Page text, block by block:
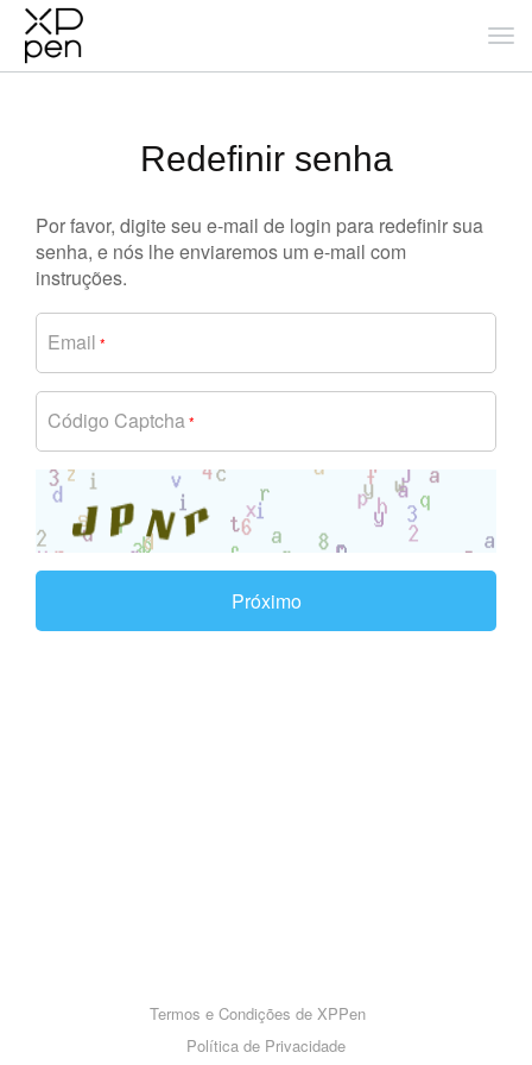
Redefinir senha
Por favor, digite seu e-mail de login para redefinir sua
senha, e nós lhe enviaremos um e-mail com
instruções.
Email *
Código Captcha*
Próximo
Termos e Condições de XPPen
Política de Privacidade